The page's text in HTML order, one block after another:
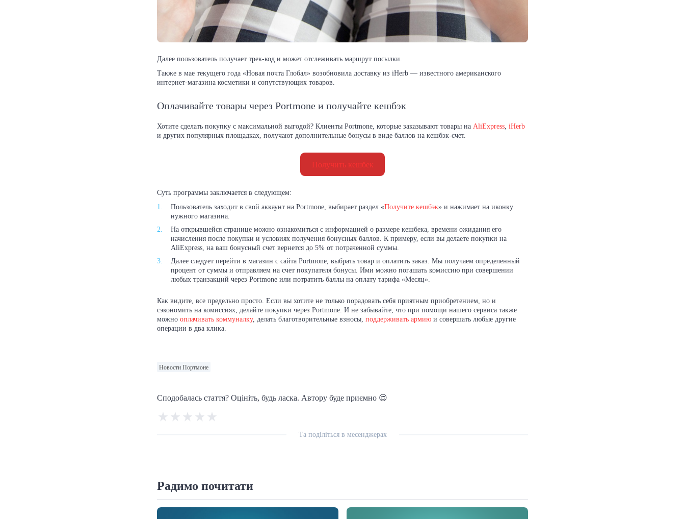
Далее пользователь получает трек-код и может отслеживать маршрут посылки.
Также в мае текущего года «Новая почта Глобал» возобновила доставку из iHerb — известного американского
интернет-магазина косметики и сопутствующих товаров.
Оплачивайте товары через Portmone и получайте кешбэк
Хотите сделать покупку с максимальной выгодой? Клиенты Portmone, которые заказывают товары на AliExpress, iHerb
и других популярных площадках, получают дополнительные бонусы в виде баллов на кешбэк-счет.
Получить кешбек
Суть программы заключается в следующем:
Пользователь заходит в свой аккаунт на Portmone, выбирает раздел «Получите кешбэк» и нажимает на иконку
нужного магазина.
На открывшейся странице можно ознакомиться с информацией о размере кешбека, времени ожидания его
начисления после покупки и условиях получения бонусных баллов. К примеру, если вы делаете покупки на
AliExpress, на ваш бонусный счет вернется до 5% от потраченной суммы.
Далее следует перейти в магазин с сайта Portmone, выбрать товар и оплатить заказ. Мы получаем определенный
процент от суммы и отправляем на счет покупателя бонусы. Ими можно погашать комиссию при совершении
любых транзакций через Portmone или потратить баллы на оплату тарифа «Месяц».
Как видите, все предельно просто. Если вы хотите не только порадовать себя приятным приобретением, но и
сэкономить на комиссиях, делайте покупки через Portmone. И не забывайте, что при помощи нашего сервиса также
можно оплачивать коммуналку, делать благотворительные взносы, поддерживать армию и совершать любые другие
операции в два клика.
Новости Портмоне
Сподобалась стаття? Оцініть, будь ласка. Автору буде приємно 😌
Та поділіться в месенджерах
Радимо почитати